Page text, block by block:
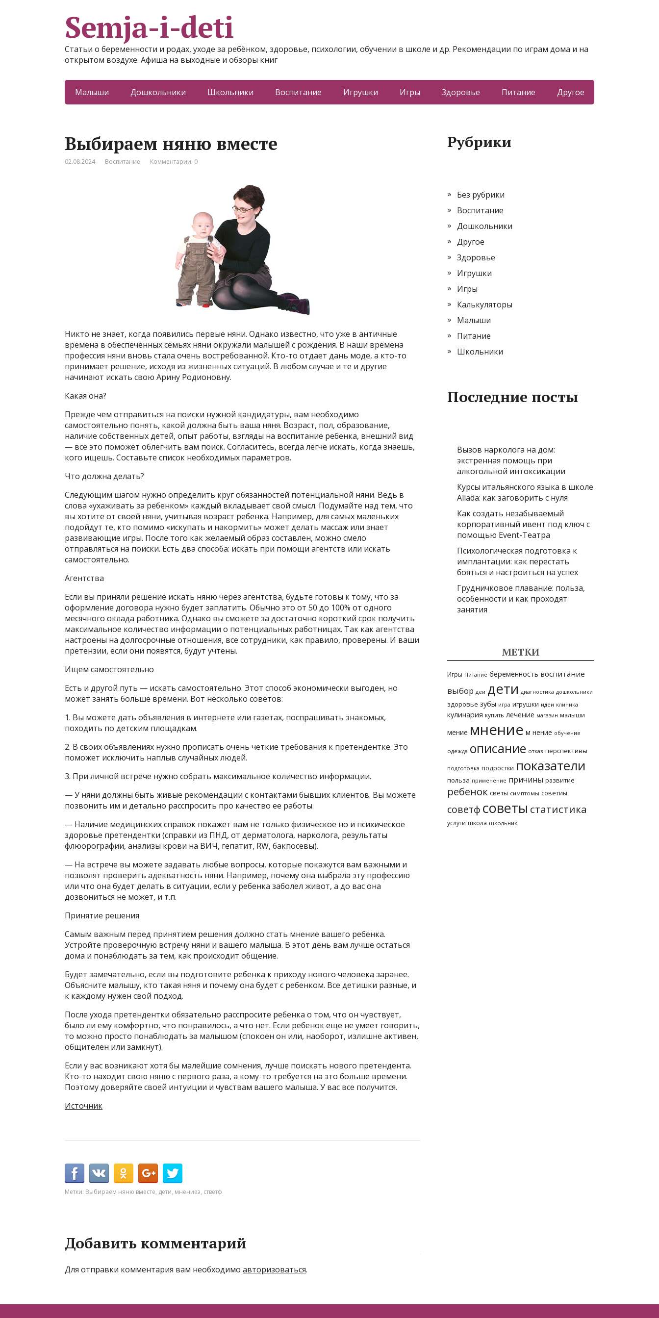
Semja-i-deti
Статьи о беременности и родах, уходе за ребёнком, здоровье, психологии, обучении в школе и др. Рекомендации по играм дома и на
открытом воздухе. Афиша на выходные и обзоры книг
Малыши Дошкольники Школьники Воспитание Игрушки Игры Здоровье Питание Другое
Выбираем няню вместе
02.08.2024 Воспитание Комментарии: 0
Никто не знает, когда появились первые няни. Однако известно, что уже в античные
времена в обеспеченных семьях няни окружали малышей с рождения. В наши времена
профессия няни вновь стала очень востребованной. Кто-то отдает дань моде, а кто-то
принимает решение, исходя из жизненных ситуаций. В любом случае и те и другие
начинают искать свою Арину Родионовну.
Какая она?
Прежде чем отправиться на поиски нужной кандидатуры, вам необходимо
самостоятельно понять, какой должна быть ваша няня. Возраст, пол, образование,
наличие собственных детей, опыт работы, взгляды на воспитание ребенка, внешний вид
— все это поможет облегчить вам поиск. Согласитесь, всегда легче искать, когда знаешь,
кого ищешь. Составьте список необходимых параметров.
Что должна делать?
Следующим шагом нужно определить круг обязанностей потенциальной няни. Ведь в
слова «ухаживать за ребенком» каждый вкладывает свой смысл. Подумайте над тем, что
вы хотите от своей няни, учитывая возраст ребенка. Например, для самых маленьких
подойдут те, кто помимо «искупать и накормить» может делать массаж или знает
развивающие игры. После того как желаемый образ составлен, можно смело
отправляться на поиски. Есть два способа: искать при помощи агентств или искать
самостоятельно.
Агентства
Если вы приняли решение искать няню через агентства, будьте готовы к тому, что за
оформление договора нужно будет заплатить. Обычно это от 50 до 100% от одного
месячного оклада работника. Однако вы сможете за достаточно короткий срок получить
максимальное количество информации о потенциальных работницах. Так как агентства
настроены на долгосрочные отношения, все сотрудники, как правило, проверены. И ваши
претензии, если они появятся, будут учтены.
Ищем самостоятельно
Есть и другой путь — искать самостоятельно. Этот способ экономически выгоден, но
может занять больше времени. Вот несколько советов:
1. Вы можете дать объявления в интернете или газетах, поспрашивать знакомых,
походить по детским площадкам.
2. В своих объявлениях нужно прописать очень четкие требования к претендентке. Это
поможет исключить наплыв случайных людей.
3. При личной встрече нужно собрать максимальное количество информации.
— У няни должны быть живые рекомендации с контактами бывших клиентов. Вы можете
позвонить им и детально расспросить про качество ее работы.
— Наличие медицинских справок покажет вам не только физическое но и психическое
здоровье претендентки (справки из ПНД, от дерматолога, нарколога, результаты
флюорографии, анализы крови на ВИЧ, гепатит, RW, бакпосевы).
— На встрече вы можете задавать любые вопросы, которые покажутся вам важными и
позволят проверить адекватность няни. Например, почему она выбрала эту профессию
или что она будет делать в ситуации, если у ребенка заболел живот, а до вас она
дозвониться не может, и т.п.
Принятие решения
Самым важным перед принятием решения должно стать мнение вашего ребенка.
Устройте проверочную встречу няни и вашего малыша. В этот день вам лучше остаться
дома и понаблюдать за тем, как происходит общение.
Будет замечательно, если вы подготовите ребенка к приходу нового человека заранее.
Объясните малышу, кто такая няня и почему она будет с ребенком. Все детишки разные, и
к каждому нужен свой подход.
После ухода претендентки обязательно расспросите ребенка о том, что он чувствует,
было ли ему комфортно, что понравилось, а что нет. Если ребенок еще не умеет говорить,
то можно просто понаблюдать за малышом (спокоен он или, наоборот, излишне активен,
общителен или замкнут).
Если у вас возникают хотя бы малейшие сомнения, лучше поискать нового претендента.
Кто-то находит свою няню с первого раза, а кому-то требуется на это больше времени.
Поэтому доверяйте своей интуиции и чувствам вашего малыша. У вас все получится.
Источник
Метки: Выбираем няню вместе, дети, мнениеэ, стветф
Добавить комментарий
Для отправки комментария вам необходимо авторизоваться.
Рубрики
Без рубрики
Воспитание
Дошкольники
Другое
Здоровье
Игрушки
Игры
Калькуляторы
Малыши
Питание
Школьники
Последние посты
Вызов нарколога на дом:
экстренная помощь при
алкогольной интоксикации
Курсы итальянского языка в школе
Allada: как заговорить с нуля
Как создать незабываемый
корпоративный ивент под ключ с
помощью Event-Театра
Психологическая подготовка к
имплантации: как перестать
бояться и настроиться на успех
Грудничковое плавание: польза,
особенности и как проходят
занятия
МЕТКИ
Игры Питание беременность воспитание
выбор деи дети диагностика дошкольники
здоровье зубы игра игрушки идеи клиника
кулинария купить лечение магазин малыши
мение мнение м нение обучение
одежда описание отказ перспективы
подготовка подростки показатели
польза применение причины развитие
ребенок светы симптомы советиы
советф советы статистика
услуги школа школьник